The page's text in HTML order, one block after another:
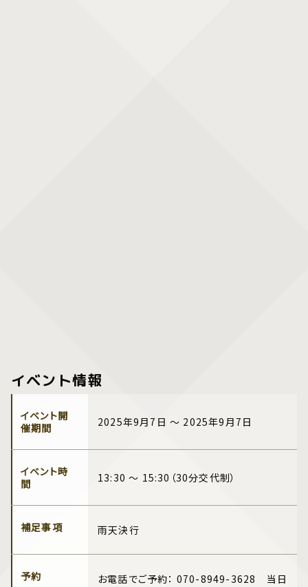
イベント情報
イベント開
催期間
2025年9月7日 ～ 2025年9月7日
イベント時
間
13:30 ～ 15:30（30分交代制）
補足事項 雨天決行
予約
お電話でご予約： 070-8949-3628 当日